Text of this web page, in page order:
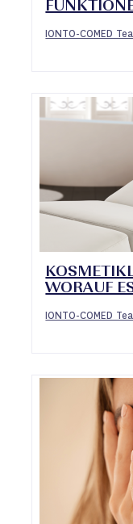
IONTO-COMED
WORAUF
IONTO-COMED